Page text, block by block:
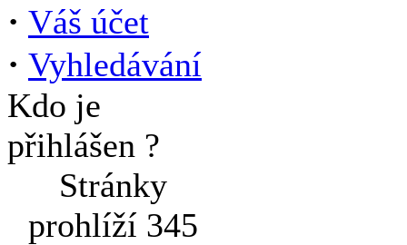
· Váš účet
· Vyhledávání
Kdo je
přihlášen ?
Stránky
prohlíží 345